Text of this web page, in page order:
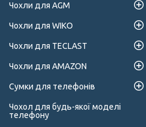
Чохли для AGM
Чохли для WIKO
Чохли для TECLAST
Чохли для AMAZON
Сумки для телефонів
Чохол для будь-якої моделі
телефону